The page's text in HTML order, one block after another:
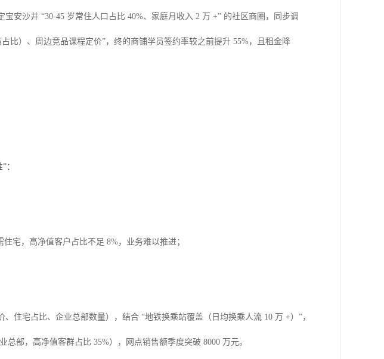
安沙井 “30-45 岁常住人口占比 40%、家庭月收入 2 万 +” 的社区商圈，同步调
比）、周边竞品课程定价”，终的商铺学员签约率较之前提升 55%，且租金降
：
宅，高净值客户占比不足 8%，业务难以推进；
住宅占比、企业总部数量），结合 “地铁换乘站覆盖（日均换乘人流 10 万 +）”，
部，高净值客群占比 35%），网点销售额季度突破 8000 万元。